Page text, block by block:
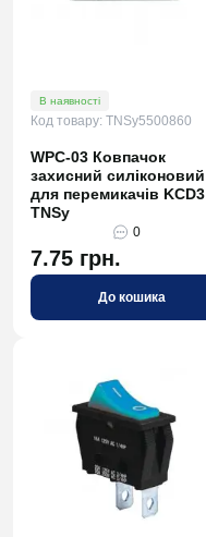
В наявності
Код товару: TNSy5500860
WPC-03 Ковпачок
захисний силіконовий
для перемикачів KCD3
TNSy
0
7.75 грн.
До кошика